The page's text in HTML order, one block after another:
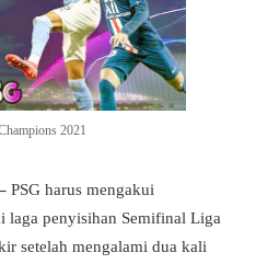
2021
PSG harus mengakui
laga penyisihan Semifinal Liga
setelah mengalami dua kali